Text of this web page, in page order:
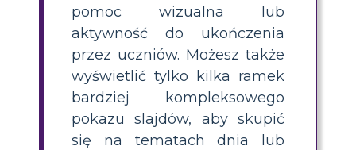
pomoc wizualna lub
aktywność do ukończenia
przez uczniów. Możesz także
wyświetlić tylko kilka ramek
bardziej kompleksowego
pokazu slajdów, aby skupić
się na tematach dnia lub